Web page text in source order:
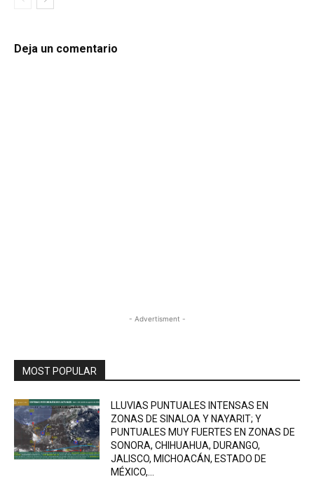
Deja un comentario
- Advertisment -
MOST POPULAR
LLUVIAS PUNTUALES INTENSAS EN
ZONAS DE SINALOA Y NAYARIT; Y
PUNTUALES MUY FUERTES EN ZONAS DE
SONORA, CHIHUAHUA, DURANGO,
JALISCO, MICHOACÁN, ESTADO DE
MÉXICO,...